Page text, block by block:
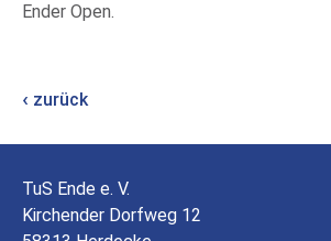
Ender Open.
zurück
TuS Ende e. V.
Kirchender Dorfweg 12